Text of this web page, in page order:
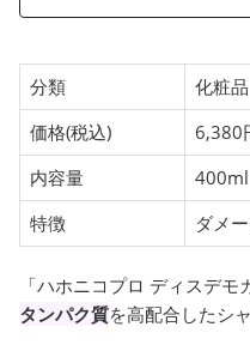
分類
化粧品
価格(税込)
6,380
内容量
400ml
特徴
ダメ
「ハホニコプロ ディスデモ
タンパク質を高配合したシ